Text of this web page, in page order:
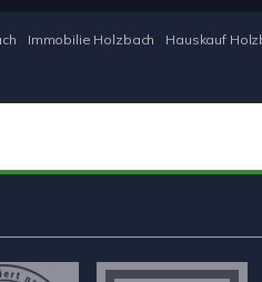
Immobilie Holzbach Hauskauf